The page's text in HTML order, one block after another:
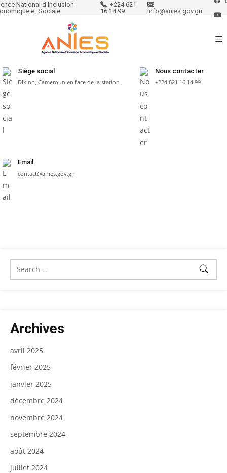
National d'Inclusion
et Sociale
+224 621
16 14 99
info@anies.gov.gn
Siège social
Dixinn, Cameroun en face de la station
Nous contacter
+224 621 16 14 99
Email
contact@anies.gov.gn
Archives
avril 2025
février 2025
janvier 2025
décembre 2024
novembre 2024
septembre 2024
août 2024
juillet 2024